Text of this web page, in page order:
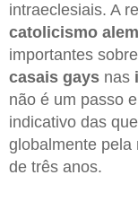
intraeclesiais. A
catolicismo
importantes
casais gays nas
não é um passo
indicativo das
globalmente pela
de três anos.